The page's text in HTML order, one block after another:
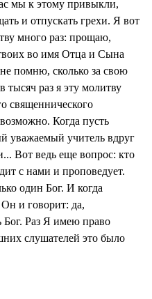
мы к этому привыкли,
и отпускать грехи. Я вот
много раз: прощаю,
во имя Отца и Сына
помню, сколько за свою
тысяч раз я эту молитву
священнического
Когда пусть
уважаемый учитель вдруг
Вот ведь еще вопрос: кто
с нами и проповедует.
один Бог. И когда
Он и говорит: да,
Раз Я имею право
слушателей это было